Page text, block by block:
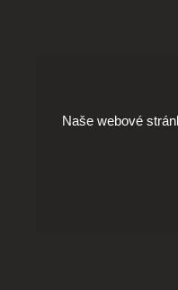
Naše webové